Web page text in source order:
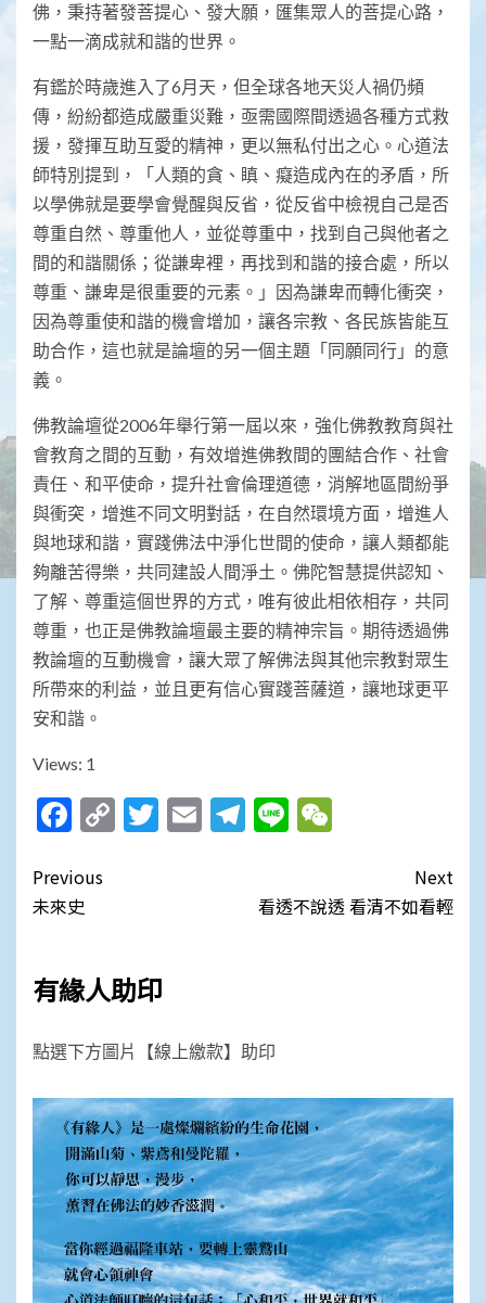
佛，秉持著發菩提心、發大願，匯集眾人的菩提心路，
一點一滴成就和諧的世界。
有鑑於時歲進入了6月天，但全球各地天災人禍仍頻
傳，紛紛都造成嚴重災難，亟需國際間透過各種方式救
援，發揮互助互愛的精神，更以無私付出之心。心道法
師特別提到，「人類的貪、瞋、癡造成內在的矛盾，所
以學佛就是要學會覺醒與反省，從反省中檢視自己是否
尊重自然、尊重他人，並從尊重中，找到自己與他者之
間的和諧關係；從謙卑裡，再找到和諧的接合處，所以
尊重、謙卑是很重要的元素。」因為謙卑而轉化衝突，
因為尊重使和諧的機會增加，讓各宗教、各民族皆能互
助合作，這也就是論壇的另一個主題「同願同行」的意
義。
佛教論壇從2006年舉行第一屆以來，強化佛教教育與社
會教育之間的互動，有效增進佛教間的團結合作、社會
責任、和平使命，提升社會倫理道德，消解地區間紛爭
與衝突，增進不同文明對話，在自然環境方面，增進人
與地球和諧，實踐佛法中淨化世間的使命，讓人類都能
夠離苦得樂，共同建設人間淨土。佛陀智慧提供認知、
了解、尊重這個世界的方式，唯有彼此相依相存，共同
尊重，也正是佛教論壇最主要的精神宗旨。期待透過佛
教論壇的互動機會，讓大眾了解佛法與其他宗教對眾生
所帶來的利益，並且更有信心實踐菩薩道，讓地球更平
安和諧。
Views: 1
Facebook
CopyTwitter
EmailTelegram
Line
Post
navigation
Previous
未來史
Next
看透不說透 看清不如看輕
有緣人助印
點選下方圖片【線上繳款】助印